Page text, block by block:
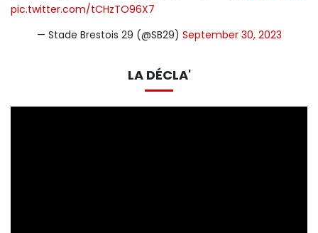
pic.twitter.com/tCHzTO96X7
— Stade Brestois 29 (@SB29) September 30, 2023
LA DÉCLA'